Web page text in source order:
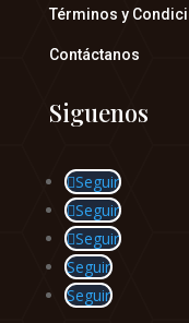
Términos y
Contáctanos
Siguenos
Seguir
Seguir
Seguir
Seguir
Seguir